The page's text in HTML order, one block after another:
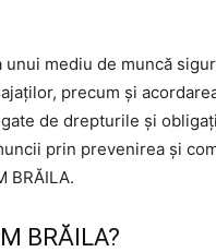
mediu de muncă
precum și
de drepturile și
prin prevenirea și
BRĂILA.
BRĂILA?